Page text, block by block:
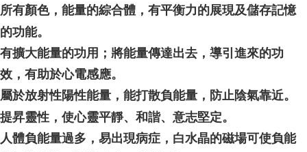
所有顏色，能量的綜合體，有平衡力的展現及儲存記憶
的功能。
有擴大能量的功用；將能量傳達出去，導引進來的功
效，有助於心電感應。
屬於放射性陽性能量，能打散負能量，防止陰氣靠近。
提昇靈性，使心靈平靜、和諧、意志堅定。
人體負能量過多，易出現病症，白水晶的磁場可使負能